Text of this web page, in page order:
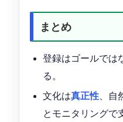
まとめ
登録はゴールでは
る。
文化は真正性 、自
とモニタリングで